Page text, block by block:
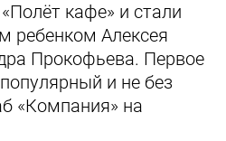
кафе» и стали
ребенком Алексея
Прокофьева. Первое
и не без
«Компания» на